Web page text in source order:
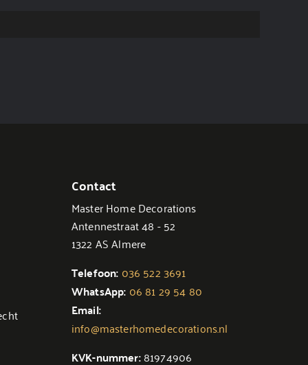
Contact
Master Home Decorations
Antennestraat 48 - 52
1322 AS Almere
Telefoon: 036 522 3691
WhatsApp: 06 81 29 54 80
Email:
info@masterhomedecorations.nl
KVK-nummer:81974906